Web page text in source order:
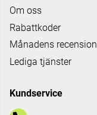
Om oss
Rabattkoder
Månadens recension
Lediga tjänster
Kundservice